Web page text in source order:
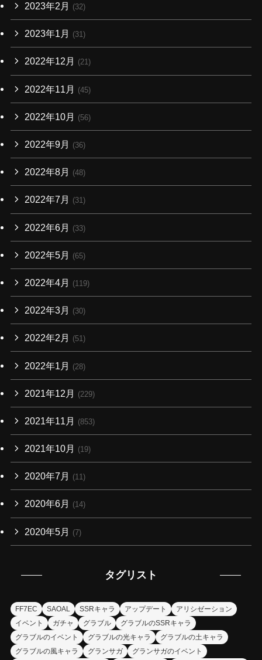
2023年2月 (32)
2023年1月 (31)
2022年12月 (21)
2022年11月 (45)
2022年10月 (56)
2022年9月 (36)
2022年8月 (48)
2022年7月 (31)
2022年6月 (33)
2022年5月 (65)
2022年4月 (119)
2022年3月 (30)
2022年2月 (51)
2022年1月 (28)
2021年12月 (229)
2021年11月 (853)
2021年10月 (19)
2020年7月 (11)
2020年6月 (14)
2020年5月 (7)
タグリスト
FF7EC SAOAL SSRキャラ アップデート
アリシゼーション
イベント
ガチャ グラブル
グラブルのSSRキャラ
グラブルのイベント
グラブルの光キャラ
グラブルの土キャラ
グラブルの風キャラ
グランサガ グランサガのイベント